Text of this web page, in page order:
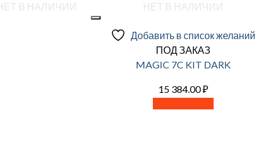
В НАЛИЧИИ
Добавить в список желаний
НЕТ В НАЛИЧИИ
ПОД ЗАКАЗ
MAGIC 7C KIT DARK
15 384.00₽